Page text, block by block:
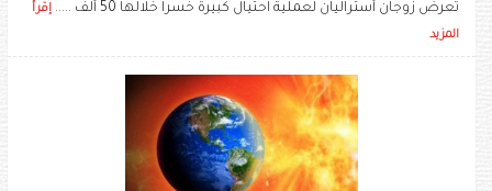
تعرض زوجان أستراليان لعملية احتيال كبيرة خسرا خلالها 50 ألف .....
إقرأ
المزيد